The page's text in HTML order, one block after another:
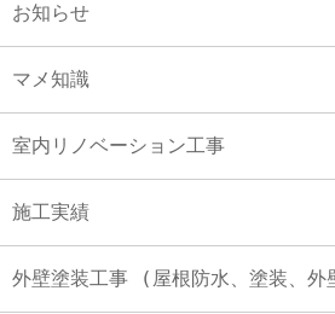
お知らせ
マメ知識
室内リノベーション工事
施工実績
外壁塗装工事 (屋根防水、塗装、外